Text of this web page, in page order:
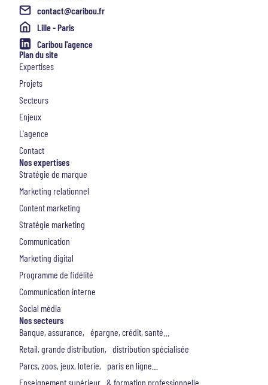
contact@caribou.fr
Lille - Paris
Caribou l'agence
Plan du site
Expertises
Projets
Secteurs
Enjeux
L'agence
Contact
Nos expertises
Stratégie de marque
Marketing relationnel
Content marketing
Stratégie marketing
Communication
Marketing digital
Programme de fidélité
Communication interne
Social média
Nos secteurs
Banque, assurance, épargne, crédit, santé…
Retail, grande distribution, distribution spécialisée
Parcs, zoos, jeux, loterie, paris en ligne…
Enseignement supérieur & formation professionnelle